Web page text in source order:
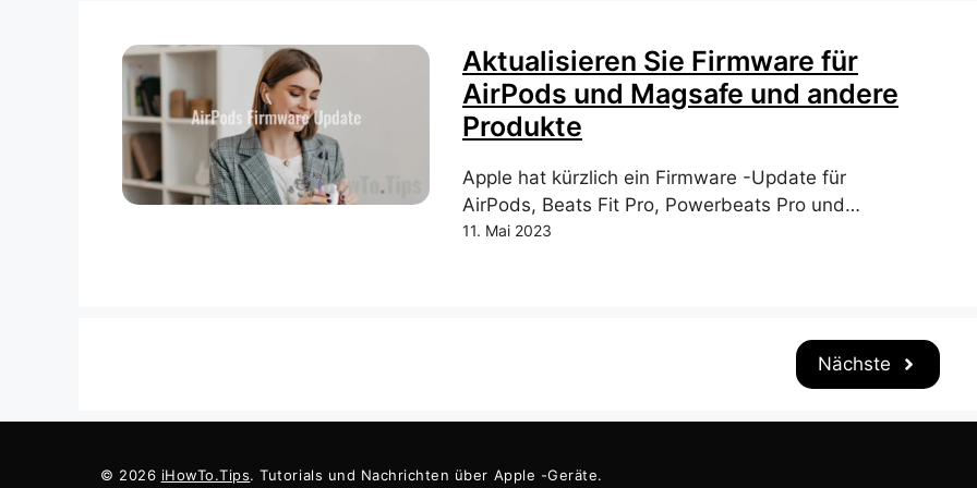
Aktualisieren Sie Firmware für
AirPods und Magsafe und andere
Produkte
Apple hat kürzlich ein Firmware -Update für
AirPods, Beats Fit Pro, Powerbeats Pro und…
11. Mai 2023
Nächste
© 2026 iHowTo.Tips. Tutorials und Nachrichten über Apple -Geräte.